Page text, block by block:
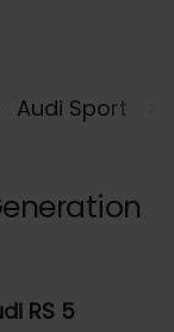
Audi Sport
RS 5